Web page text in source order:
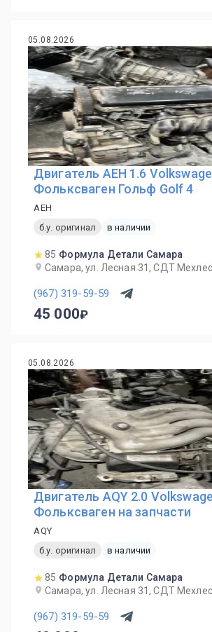
05.08.2026
Двигатель AEH 1.6
Фольксваген Гольф Golf 4
AEH
б.у. оригинал
в наличии
85 Формула Детали Самара
Самара, ул. Лесная 31, СДТ
(967) 319-59-59
45 000
05.08.2026
Двигатель AQY 2.0
Фольксваген на запчасти
AQY
б.у. оригинал
в наличии
85 Формула Детали Самара
Самара, ул. Лесная 31, СДТ
(967) 319-59-59